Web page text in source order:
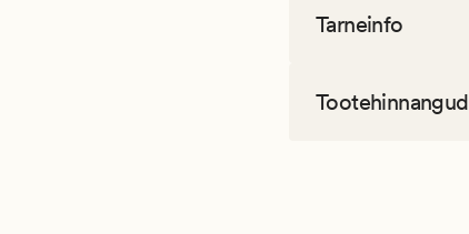
Tarneinfo
Tootehinnangud